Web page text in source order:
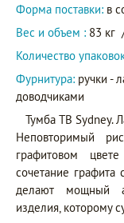
Форма поставки: в
Вес и объем : 83 кг
Количество
Фурнитура: ручки -
доводчиками
Тумба ТВ Sydney.
Неповторимый
графитовом
сочетание
делают мощный
изделия, которому